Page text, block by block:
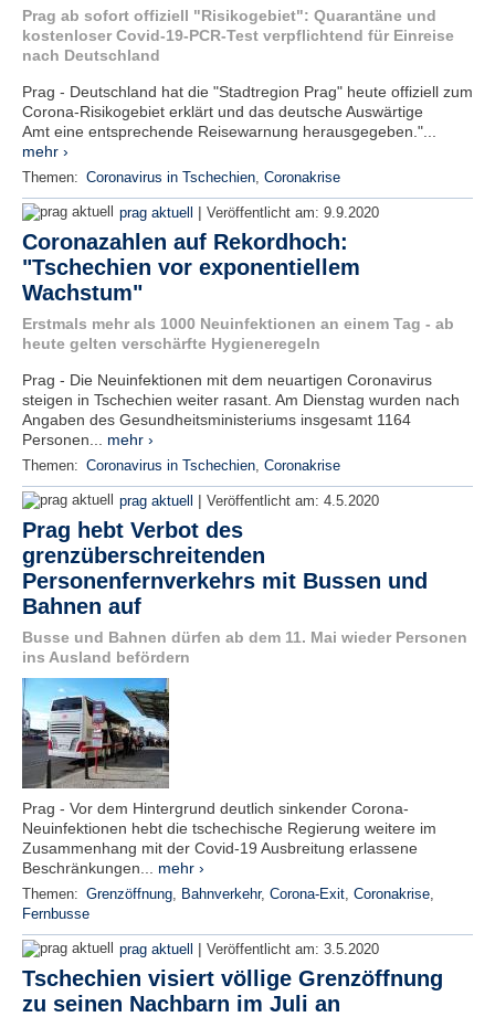
Prag ab sofort offiziell "Risikogebiet": Quarantäne und
kostenloser Covid-19-PCR-Test verpflichtend für Einreise
nach Deutschland
Prag - Deutschland hat die "Stadtregion Prag" heute offiziell zum
Corona-Risikogebiet erklärt und das deutsche Auswärtige
Amt eine entsprechende Reisewarnung herausgegeben."...
mehr ›
Themen: Coronavirus in Tschechien, Coronakrise
prag aktuell | Veröffentlicht am: 9.9.2020
Coronazahlen auf Rekordhoch:
"Tschechien vor exponentiellem
Wachstum"
Erstmals mehr als 1000 Neuinfektionen an einem Tag - ab
heute gelten verschärfte Hygieneregeln
Prag - Die Neuinfektionen mit dem neuartigen Coronavirus
steigen in Tschechien weiter rasant. Am Dienstag wurden nach
Angaben des Gesundheitsministeriums insgesamt 1164
Personen... mehr ›
Themen: Coronavirus in Tschechien, Coronakrise
prag aktuell | Veröffentlicht am: 4.5.2020
Prag hebt Verbot des
grenzüberschreitenden
Personenfernverkehrs mit Bussen und
Bahnen auf
Busse und Bahnen dürfen ab dem 11. Mai wieder Personen
ins Ausland befördern
Prag - Vor dem Hintergrund deutlich sinkender Corona-
Neuinfektionen hebt die tschechische Regierung weitere im
Zusammenhang mit der Covid-19 Ausbreitung erlassene
Beschränkungen... mehr ›
Themen: Grenzöffnung, Bahnverkehr, Corona-Exit, Coronakrise,
Fernbusse
prag aktuell | Veröffentlicht am: 3.5.2020
Tschechien visiert völlige Grenzöffnung
zu seinen Nachbarn im Juli an